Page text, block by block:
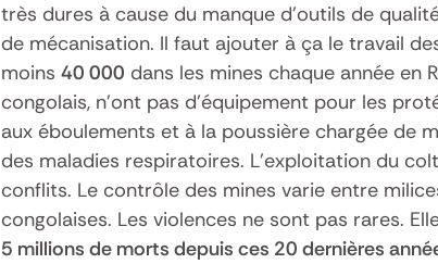
très dures à cause du manque d’outils de
de mécanisation. Il faut ajouter à ça le travail
moins 40 000 dans les mines chaque année en
congolais, n’ont pas d’équipement pour les
aux éboulements et à la poussière chargée de
des maladies respiratoires. L’exploitation du
conflits. Le contrôle des mines varie entre
congolaises. Les violences ne sont pas rares.
5 millions de morts depuis ces 20 dernières